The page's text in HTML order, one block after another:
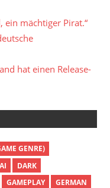
ein mächtiger Pirat.“
hat einen Release-
GENRE)
DARK
GAMEPLAY
GERMAN